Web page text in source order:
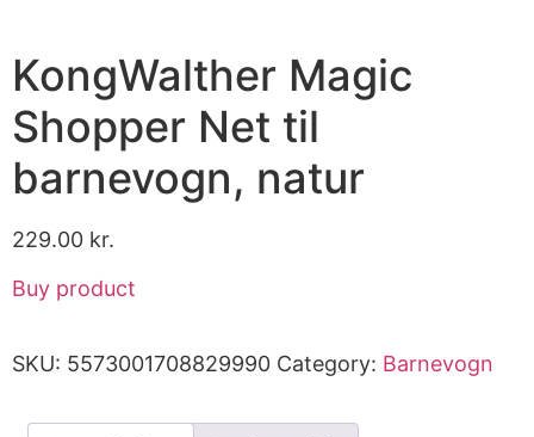
KongWalther Magic
Shopper Net til
barnevogn, natur
229.00 kr.
Buy product
SKU: 5573001708829990 Category: Barnevogn